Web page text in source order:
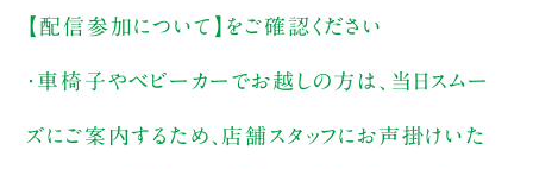
【配信参加について】をご確認ください
・車椅子やベビーカーでお越しの方は、当日スムー
ズにご案内するため、店舗スタッフにお声掛けいた